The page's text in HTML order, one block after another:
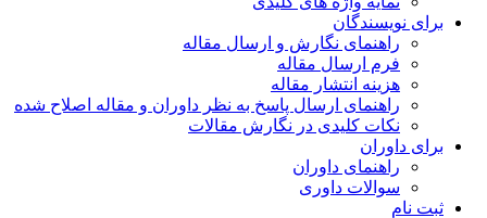
برای نویسندگان
راهنمای نگارش و ارسال مقاله
فرم ارسال مقاله
هزینه انتشار مقاله
راهنمای ارسال پاسخ به نظر داوران و مقاله اصلاح شده
نکات کلیدی در نگارش مقالات
برای داوران
راهنمای داوران
سوالات داوری
ثبت نام